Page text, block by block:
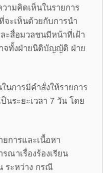
ามคิดเห็นในรายการ
จะเห็นด้วยกับการนำ
ะสื่อมวลชนมีหน้าที่เฝ้า
จทั้งฝ่ายนิติบัญญัติ ฝ่าย
รมีคำสั่งให้รายการ
นระยะเวลา 7 วัน โดย
การและเนื้อหา
ณาเรื่องร้องเรียน
ระหว่าง กรณี